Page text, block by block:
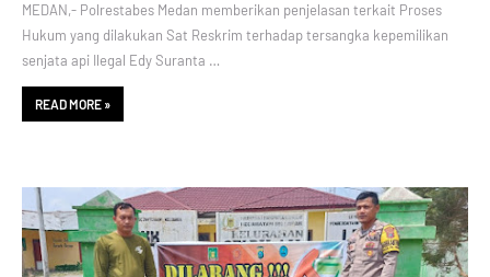
MEDAN,- Polrestabes Medan memberikan penjelasan terkait Proses
Hukum yang dilakukan Sat Reskrim terhadap tersangka kepemilikan
senjata api Ilegal Edy Suranta …
READ MORE »